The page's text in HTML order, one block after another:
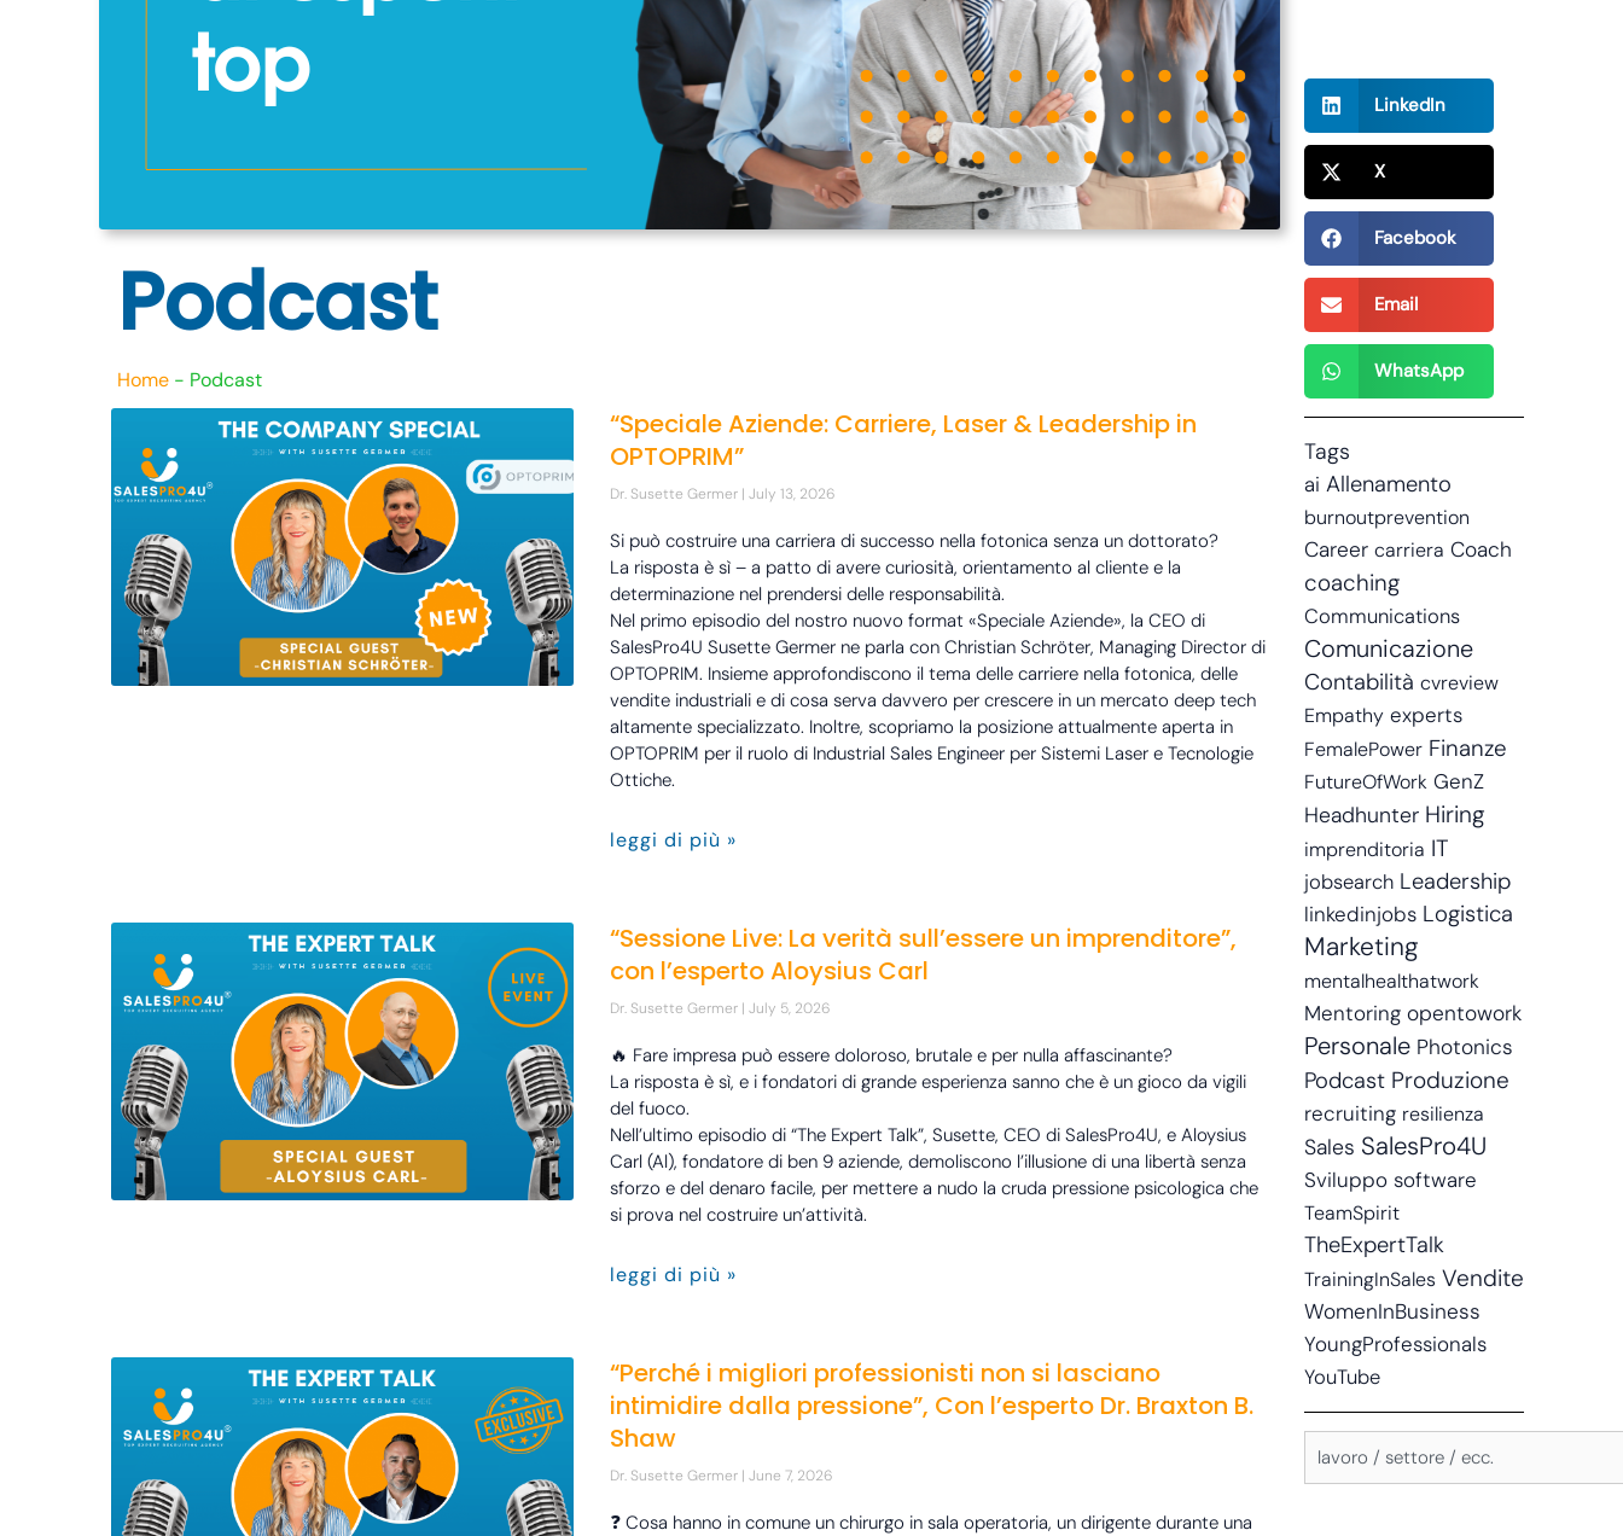
Podcast
Home - Podcast
“Speciale Aziende: Carriere, Laser & Leadership in
OPTOPRIM”
Dr. Susette Germer July 13, 2026
Si può costruire una carriera di successo nella fotonica senza un dottorato?
La risposta è sì – a patto di avere curiosità, orientamento al cliente e la
determinazione nel prendersi delle responsabilità.
Nel primo episodio del nostro nuovo format «Speciale Aziende», la CEO di
SalesPro4U Susette Germer ne parla con Christian Schröter, Managing Director di
OPTOPRIM. Insieme approfondiscono il tema delle carriere nella fotonica, delle
vendite industriali e di cosa serva davvero per crescere in un mercato deep tech
altamente specializzato. Inoltre, scopriamo la posizione attualmente aperta in
OPTOPRIM per il ruolo di Industrial Sales Engineer per Sistemi Laser e Tecnologie
Ottiche.
leggi di più »
“Sessione Live: La verità sull’essere un imprenditore”,
con l’esperto Aloysius Carl
Dr. Susette Germer July 5, 2026
🔥 Fare impresa può essere doloroso, brutale e per nulla affascinante?
La risposta è sì, e i fondatori di grande esperienza sanno che è un gioco da vigili
del fuoco.
Nell’ultimo episodio di “The Expert Talk”, Susette, CEO di SalesPro4U, e Aloysius
Carl (Al), fondatore di ben 9 aziende, demoliscono l’illusione di una libertà senza
sforzo e del denaro facile, per mettere a nudo la cruda pressione psicologica che
si prova nel costruire un’attività.
leggi di più »
“Perché i migliori professionisti non si lasciano
intimidire dalla pressione”, Con l’esperto Dr. Braxton B.
Shaw
Dr. Susette Germer June 7, 2026
❓ Cosa hanno in comune un chirurgo in sala operatoria, un dirigente durante una
Condividiora!
LinkedIn
X
Facebook
Email
WhatsApp
Tags
ai Allenamento
burnoutprevention
Career carriera Coach
coaching
Communications
Comunicazione
Contabilità cvreview
Empathy experts
FemalePower Finanze
FutureOfWork GenZ
Headhunter Hiring
imprenditoria IT
jobsearch Leadership
linkedinjobs Logistica
Marketing
mentalhealthatwork
Mentoring opentowork
Personale Photonics
Podcast Produzione
recruiting resilienza
Sales SalesPro4U
Sviluppo software
TeamSpirit
TheExpertTalk
TrainingInSales Vendite
WomenInBusiness
YoungProfessionals
YouTube
Termine di ricerca:
Search